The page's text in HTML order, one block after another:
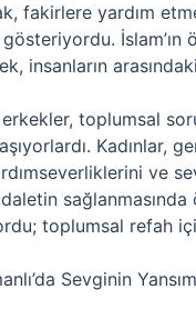
fakirlere yardım
gösteriyordu.
insanların
toplumsal
Kadınlar,
ve
toplumsal refah
Sevginin